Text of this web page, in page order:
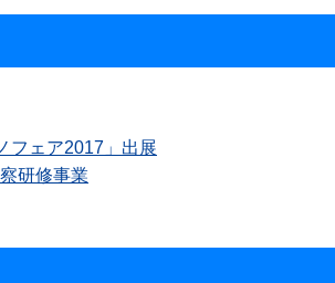
フェア2017」出展
研修事業